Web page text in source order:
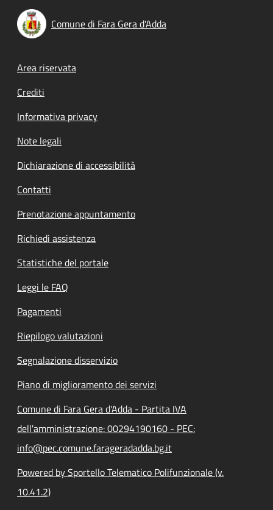
Comune di Fara Gera d'Adda
Footer menu
Area riservata
Crediti
Informativa privacy
Note legali
Dichiarazione di accessibilità
Contatti
Prenotazione appuntamento
Richiedi assistenza
Statistiche del portale
Leggi le FAQ
Pagamenti
Riepilogo valutazioni
Segnalazione disservizio
Piano di miglioramento dei servizi
Comune di Fara Gera d'Adda - Partita IVA
dell'amministrazione: 00294190160 - PEC:
info@pec.comune.farageradadda.bg.it
Powered by Sportello Telematico Polifunzionale (v.
10.41.2)